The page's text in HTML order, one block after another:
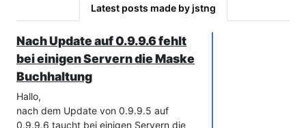
Latest posts made by jstng
Nach Update auf 0.9.9.6 fehlt
bei einigen Servern die Maske
Buchhaltung
Hallo,
nach dem Update von 0.9.9.5 auf
0.9.9.6 taucht bei einigen Servern die